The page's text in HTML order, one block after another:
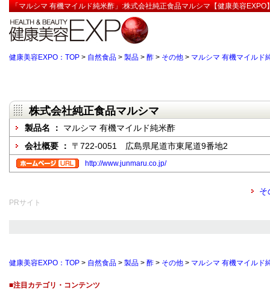
「マルシマ 有機マイルド純米酢」:株式会社純正食品マルシマ【健康美容EXPO
健康美容EXPO：TOP > 自然食品 > 製品 > 酢 > その他 > マルシマ 有機マイルド
株式会社純正食品マルシマ
製品名 ： マルシマ 有機マイルド純米酢
会社概要 ： 〒722-0051 広島県尾道市東尾道9番地2
http://www.junmaru.co.jp/
そ
PRサイト
健康美容EXPO：TOP > 自然食品 > 製品 > 酢 > その他 > マルシマ 有機マイルド
■注目カテゴリ・コンテンツ